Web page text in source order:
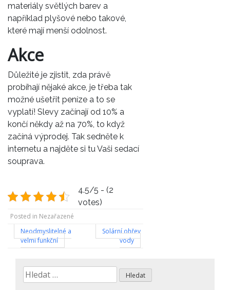
materiály světlých barev a
například plyšové nebo takové,
které mají menší odolnost.
Akce
Důležité je zjistit, zda právě
probíhají nějaké akce, je třeba tak
možné ušetřit peníze a to se
vyplatí! Slevy začínají od 10% a
končí někdy až na 70%, to když
začíná výprodej. Tak sedněte k
internetu a najděte si tu Vaši sedací
souprava.
4.5/5 - (2
votes)
Posted in Nezařazené
Navigace
pro
příspěvek
Neodmyslitelné a
velmi funkční
Solární ohřev
vody
Vyhledávání